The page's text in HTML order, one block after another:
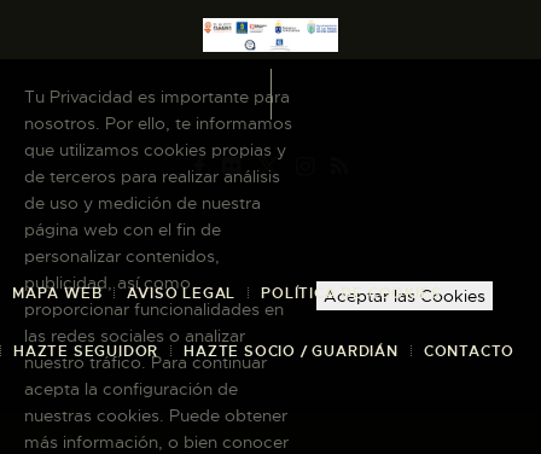
MAPA WEB AVISO LEGAL POLÍTICA DE COOKIES
HAZTE SEGUIDOR HAZTE SOCIO / GUARDIÁN CONTACTO
Tu Privacidad es importante para
nosotros. Por ello, te informamos
que utilizamos cookies propias y
de terceros para realizar análisis
de uso y medición de nuestra
página web con el fin de
personalizar contenidos,
publicidad, así como
proporcionar funcionalidades en
las redes sociales o analizar
nuestro tráfico. Para continuar
acepta la configuración de
nuestras cookies. Puede obtener
más información, o bien conocer
Aceptar las Cookies